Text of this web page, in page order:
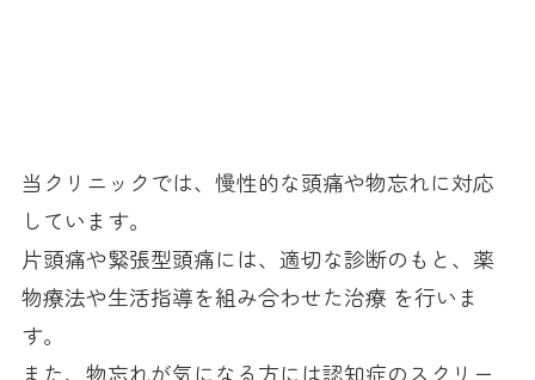
当クリニックでは、慢性的な頭痛や物忘れに対応
しています。
片頭痛や緊張型頭痛には、適切な診断のもと、薬
物療法や生活指導を組み合わせた治療 を行いま
す。
また、物忘れが気になる方には認知症のスクリー